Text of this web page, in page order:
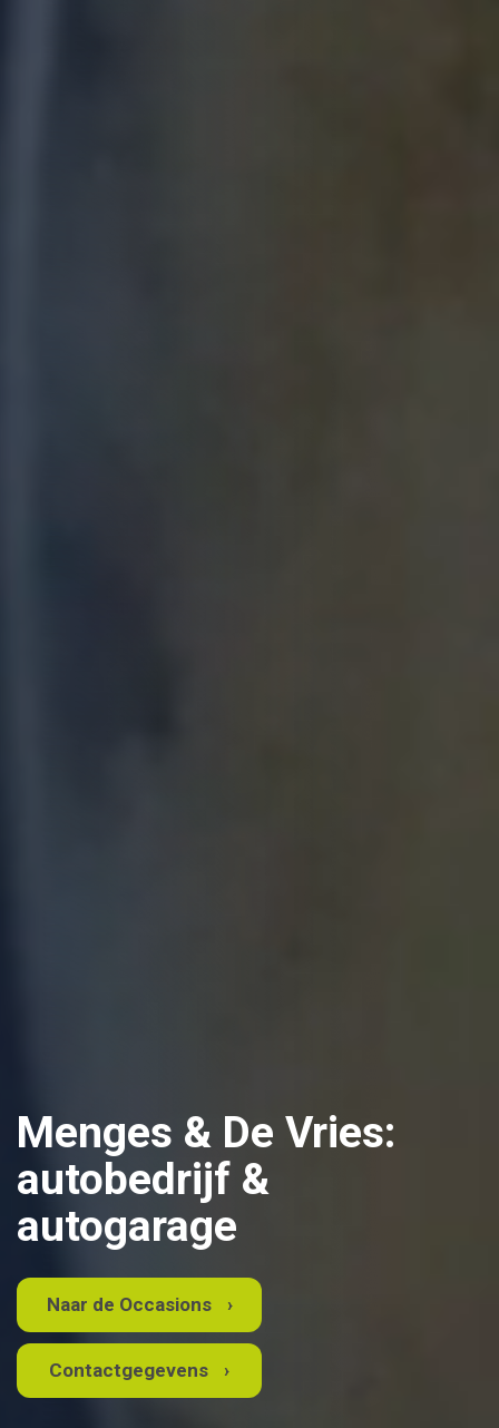
Menges & De Vries:
autobedrijf &
autogarage
Naar de Occasions
Contactgegevens